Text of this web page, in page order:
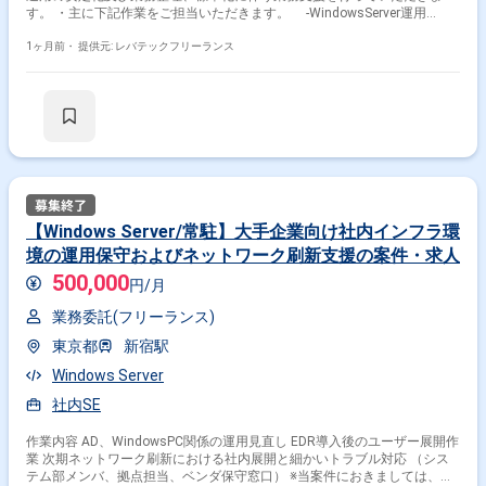
す。 ・主に下記作業をご担当いただきます。 ‐WindowsServer運用
メント整備 ‐現行業務の棚卸および標準化 ‐インフラ環境における課題
案を期待しております。
1ヶ月前・ 提供元: レバテックフリーランス
【Windows Server/常駐】大手企業向け社内インフラ環
境の運用保守およびネットワーク刷新支援の案件・求人
500,000円/月
業務委託(フリーランス)
東京都
新宿駅
Windows Server
社内SE
作業内容 AD、WindowsPC関係の運用見直し EDR導入後のユーザー展開作
業 次期ネットワーク刷新における社内展開と細かいトラブル対応 （シス
テム部メンバ、拠点担当、ベンダ保守窓口） ※当案件におきましては、直